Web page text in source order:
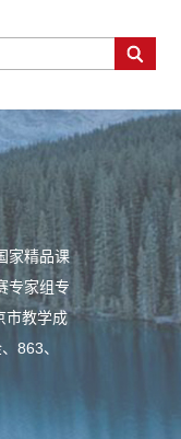
家精品课
专家组专
市教学成
863、